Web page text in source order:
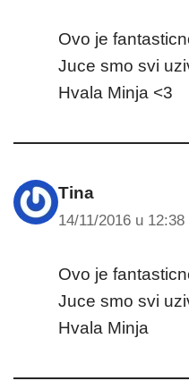
Ovo je
Juce smo svi
Hvala Minja <3
Tina
14/11/2016 u 12:38
Ovo je
Juce smo svi
Hvala Minja